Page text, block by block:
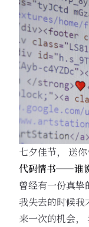
七夕佳节， 送
代码情书——谁
曾经有一份真挚
我失去的时候我
来一次的机会，